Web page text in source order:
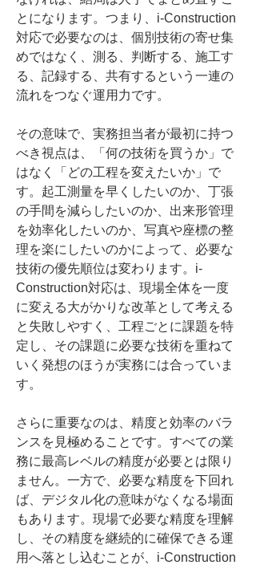
とになります。つまり、i-Construction
対応で必要なのは、個別技術の寄せ集
めではなく、測る、判断する、施工す
る、記録する、共有するという一連の
流れをつなぐ運用力です。
その意味で、実務担当者が最初に持つ
べき視点は、「何の技術を買うか」で
はなく「どの工程を変えたいか」で
す。起工測量を早くしたいのか、丁張
の手間を減らしたいのか、出来形管理
を効率化したいのか、写真や座標の整
理を楽にしたいのかによって、必要な
技術の優先順位は変わります。i-
Construction対応は、現場全体を一度
に変える大がかりな改革として考える
と失敗しやすく、工程ごとに課題を特
定し、その課題に必要な技術を重ねて
いく発想のほうが実務には合っていま
す。
さらに重要なのは、精度と効率のバラ
ンスを見極めることです。すべての業
務に最高レベルの精度が必要とは限り
ません。一方で、必要な精度を下回れ
ば、デジタル化の意味がなくなる場面
もあります。現場で必要な精度を理解
し、その精度を継続的に確保できる運
用へ落とし込むことが、i-Construction